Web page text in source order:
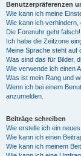
Benutzerpräferenzen
Wie kann ich meine
Wie kann ich
Die Forenuhr geht falsch!
Ich habe die Zeitzone
Meine Sprache steht auf
Was sind das für Bilder,
Wie verwende ich einen
Was ist mein Rang und
Wenn ich bei einem
anzumelden.
Beiträge schreiben
Wie erstelle ich ein
Wie kann ich einen
Wie kann ich meinem